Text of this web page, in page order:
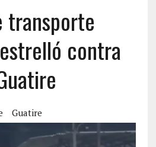
transporte
contra
Guatire